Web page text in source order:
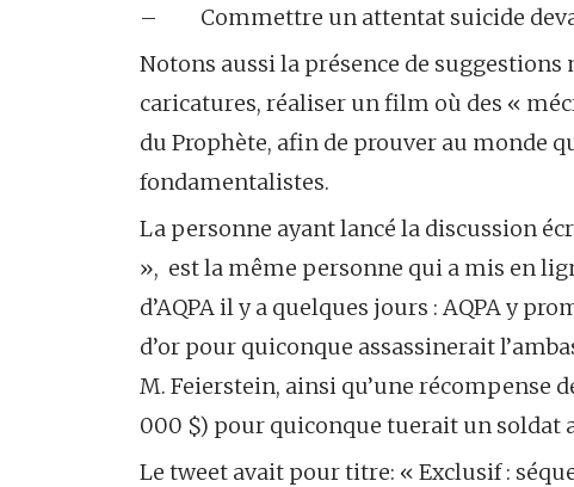
– Commettre un attentat suicide
Notons aussi la présence de
caricatures, réaliser un film où des «
du Prophète, afin de prouver au monde
fondamentalistes.
La personne ayant lancé la discussion
», est la même personne qui a mis en
d’AQPA il y a quelques jours : AQPA y
d’or pour quiconque assassinerait
M. Feierstein, ainsi qu’une récompense
000 $) pour quiconque tuerait un soldat
Le tweet avait pour titre: « Exclusif :